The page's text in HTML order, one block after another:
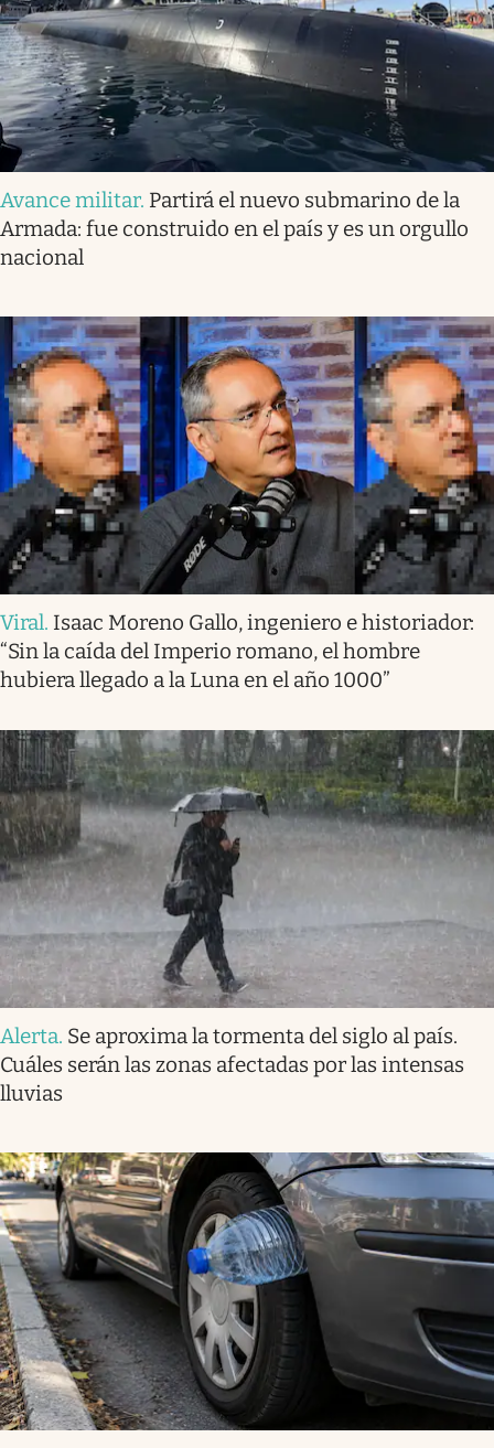
Avance militar. Partirá el nuevo submarino de la
Armada: fue construido en el país y es un orgullo
nacional
Viral. Isaac Moreno Gallo, ingeniero e historiador:
“Sin la caída del Imperio romano, el hombre
hubiera llegado a la Luna en el año 1000”
Alerta. Se aproxima la tormenta del siglo al país.
Cuáles serán las zonas afectadas por las intensas
lluvias